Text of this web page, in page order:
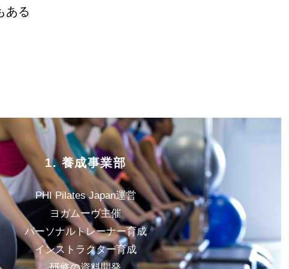
ある
1. 養成事業部
PHI Pilates Japan運営
ヨガムーヴ主催
パーソナルトレーナー育成
インストラクター育成